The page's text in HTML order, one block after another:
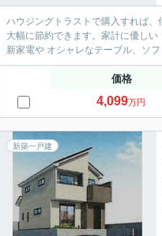
ハウジングトラストで購入すれば、仲介手数
大幅に節約できます。家計に優しい『仲介手数料最大無
価格
4,099万円
新築一戸建